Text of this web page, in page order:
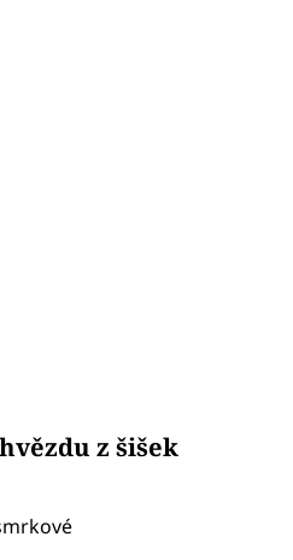
z šišek